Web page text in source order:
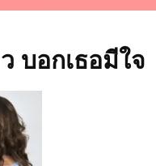
บอกเธอมีใจ